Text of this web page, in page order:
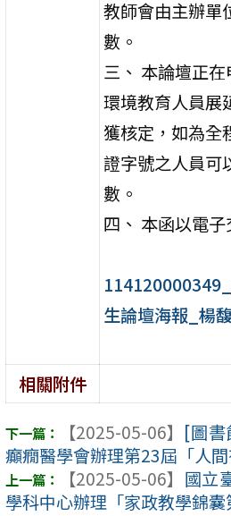
教師會由主辦單
數。
三、 本論壇正
環境教育人員展
獲核定，如為全
證字號之人員可
數。
四、 本函以電子
生論壇海報_楊
相關附件
【2025-05-06】 [圖
癲癇醫學會辦理第23屆「人
【2025-05-06】 國立
學科中心辦理「家政教學錦